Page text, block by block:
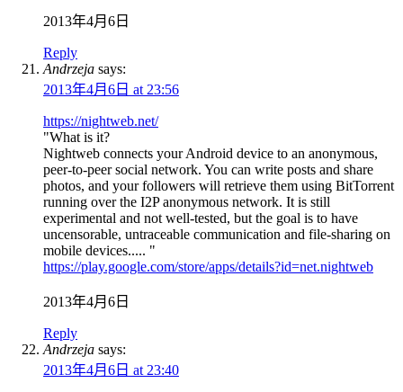
2013年4月6日
Reply
Andrzeja says:
2013年4月6日 at 23:56
https://nightweb.net/
"What is it?
Nightweb connects your Android device to an anonymous,
peer-to-peer social network. You can write posts and share
photos, and your followers will retrieve them using BitTorrent
running over the I2P anonymous network. It is still
experimental and not well-tested, but the goal is to have
uncensorable, untraceable communication and file-sharing on
mobile devices..... "
https://play.google.com/store/apps/details?id=net.nightweb
2013年4月6日
Reply
Andrzeja says:
2013年4月6日 at 23:40